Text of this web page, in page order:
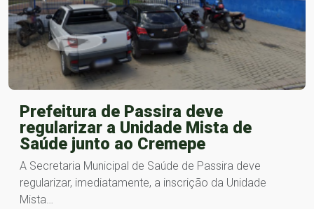
Prefeitura de Passira deve
regularizar a Unidade Mista de
Saúde junto ao Cremepe
A Secretaria Municipal de Saúde de Passira deve
regularizar, imediatamente, a inscrição da Unidade
Mista…